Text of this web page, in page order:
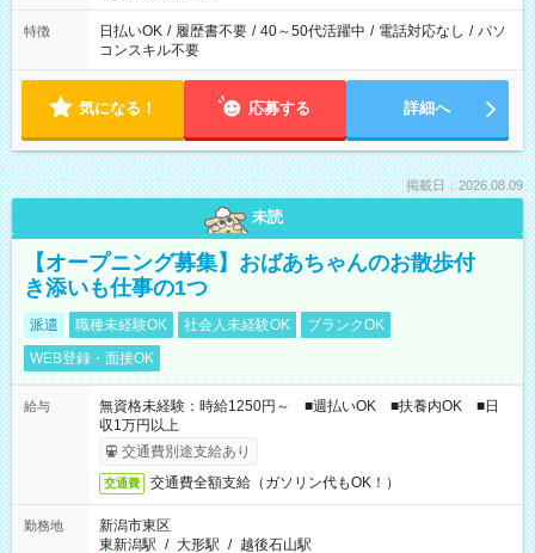
特徴 日払いOK / 履歴書不要 / 40～50代活躍中 / 電話対応なし / パソ
コンスキル不要
気になる！ 応募する 詳細へ
掲載日：2026.08.09
未読
【オープニング募集】おばあちゃんのお散歩付
き添いも仕事の1つ
派遣 職種未経験OK 社会人未経験OK
ブランクOK
WEB登録・面接OK
給与
無資格未経験：時給1250円～ ■週払いOK ■扶養内OK ■日
収1万円以上
交通費別途支給あり
交通費 交通費全額支給（ガソリン代もOK！）
勤務地
新潟市東区
東新潟駅 / 大形駅 / 越後石山駅